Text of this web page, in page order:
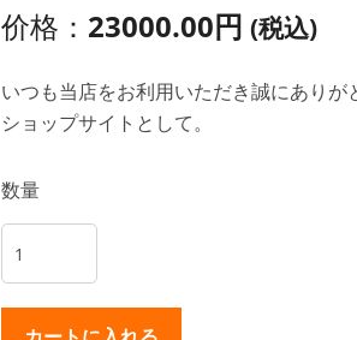
价格： 23000.00円 (税込)
いつも当店をお利用いただき誠にあり
ショップサイトとして。
数量